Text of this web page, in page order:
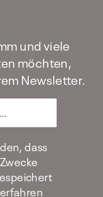
und viele
möchten,
Newsletter.
dass